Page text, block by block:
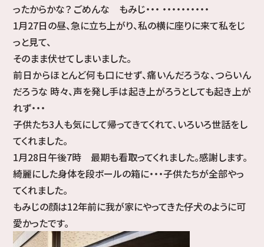
ったからかな？ ごめんな もみじ・・・ ・・・・・・・・・・
1月27日の昼、急に立ち上がり、私の横に座りに来て私をじ
っと見て、
そのまま伏せてしまいました。
前日からほとんど何も口にせず、痛いんだろうな、つらいん
だろうな 時々、声を発し手は起き上がろうとしても起き上が
れず・・・
子供たち3人も気にして帰ってきてくれて、いろいろ世話をし
てくれました。
1月28日午後7時 最期も看取ってくれました。感謝します。
綺麗にした身体を段ボールの箱に・・・子供たちが全部やっ
てくれました。
もみじの顔は12年前に我が家にやってきた仔犬のように可
愛かったです。